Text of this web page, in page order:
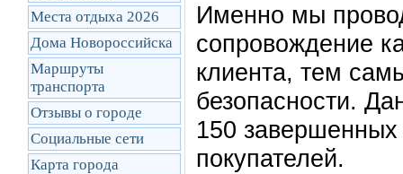
Места отдыха 2026
Дома Новороссийска
Маршруты
транcпорта
Отзывы о городе
Социальные сети
Карта города
Именно мы
сопровождение
клиента, тем
безопасности.
150
покупателей.